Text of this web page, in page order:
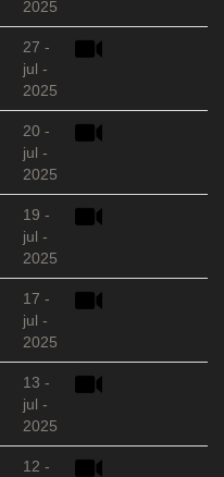
2025
27 -
jul -
2025
20 -
jul -
2025
19 -
jul -
2025
17 -
jul -
2025
13 -
jul -
2025
12 -